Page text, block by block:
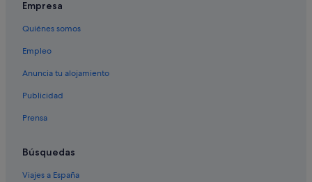
Empresa
Quiénes somos
Empleo
Anuncia tu alojamiento
Publicidad
Prensa
Búsquedas
Viajes a España